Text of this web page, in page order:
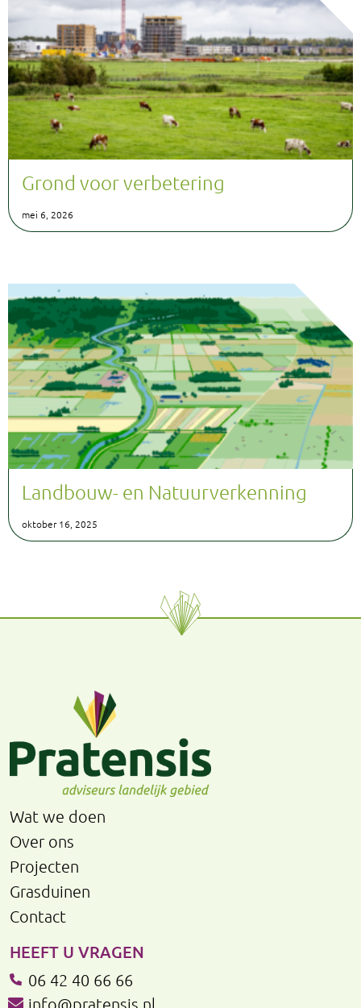
Grond voor verbetering
mei 6, 2026
Landbouw- en Natuurverkenning
oktober 16, 2025
Wat we doen
Over ons
Projecten
Grasduinen
Contact
HEEFT U VRAGEN
06 42 40 66 66
info@pratensis.nl